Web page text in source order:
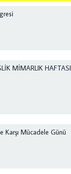
MİMARLIK HAFTASI
Karşı Mücadele Günü